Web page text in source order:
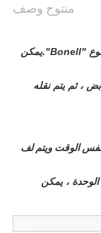
منتوج وصف
أحدث طراز لإنتاج وحدات زنبركية من نوع "Bonell".يمكن
، ثم يتم نقله
نفس الوقت ويتم لف
الوحدة ، يمكن